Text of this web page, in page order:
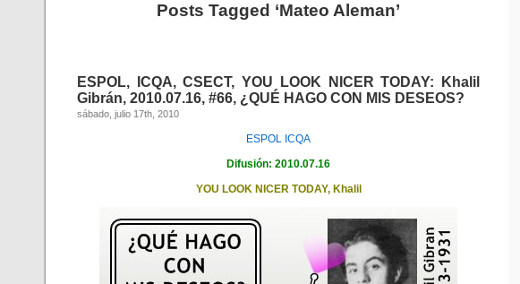
Posts Tagged ‘Mateo Aleman’
ESPOL, ICQA, CSECT, YOU LOOK NICER TODAY: Khalil
Gibrán, 2010.07.16, #66, ¿QUÉ HAGO CON MIS DESEOS?
sábado, julio 17th, 2010
ESPOL ICQA
Difusión: 2010.07.16
YOU LOOK NICER TODAY, Khalil